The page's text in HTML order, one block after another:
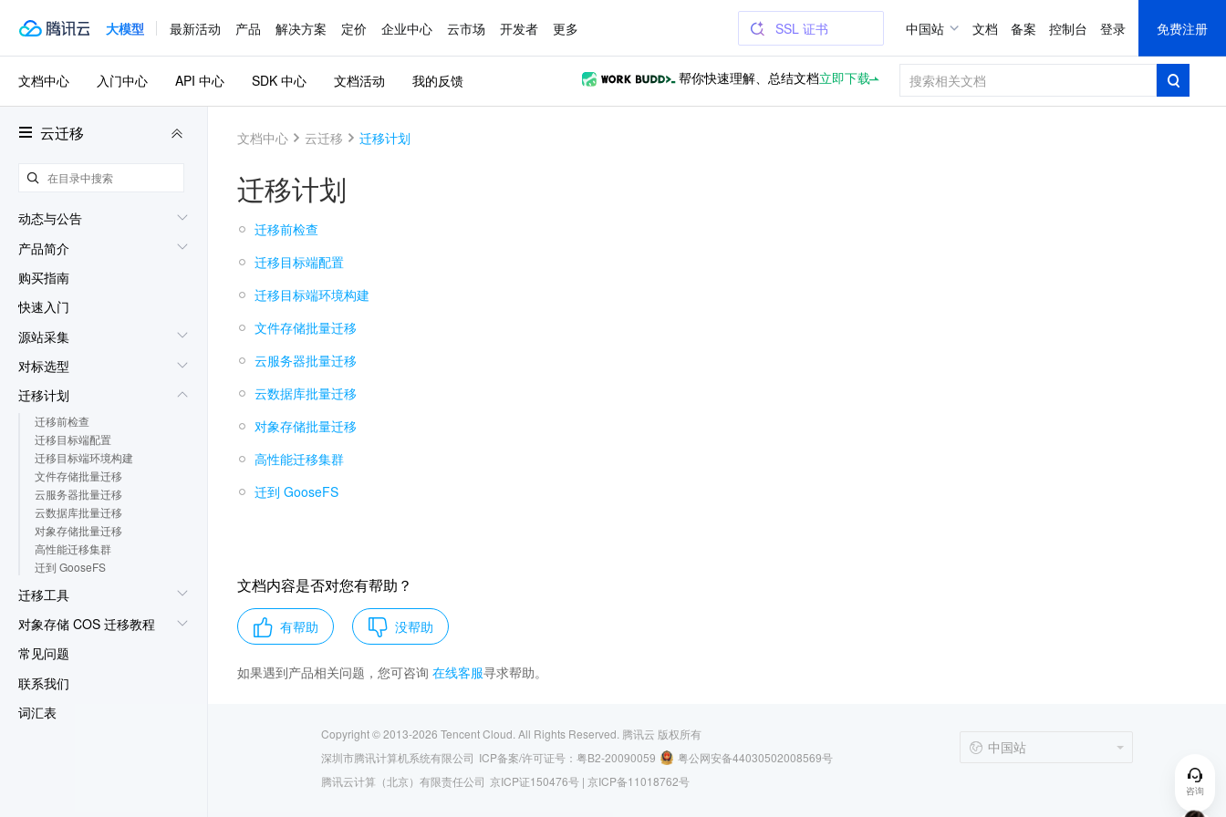
大模型 最新活动 产品 解决方案 定价 企业中心 云市场 开发者 更多 SSL 证书 中国站 文档 备案 控制台 登录 免费注册
云迁移
动态与公告
产品简介
购买指南
快速入门
源站采集
对标选型
迁移计划
迁移前检查
迁移目标端配置
迁移目标端环境构建
文件存储批量迁移
云服务器批量迁移
云数据库批量迁移
对象存储批量迁移
高性能迁移集群
迁到 GooseFS
迁移工具
对象存储 COS 迁移教程
常见问题
联系我们
词汇表
文档中心 入门中心 API 中心 SDK 中心 文档活动 我的反馈 帮你快速理解、总结文档立即下载
文档中心 云迁移 迁移计划
迁移计划
迁移前检查
迁移目标端配置
迁移目标端环境构建
文件存储批量迁移
云服务器批量迁移
云数据库批量迁移
对象存储批量迁移
高性能迁移集群
迁到 GooseFS
文档内容是否对您有帮助？
有帮助 没帮助
如果遇到产品相关问题，您可咨询 在线客服寻求帮助。
Copyright © 2013-2026 Tencent Cloud. All Rights Reserved. 腾讯云 版权所有
深圳市腾讯计算机系统有限公司 ICP备案/许可证号： 粤B2-20090059
粤公网安备44030502008569号
腾讯云计算（北京）有限责任公司 京ICP证150476号 | 京ICP备11018762号
中国站
咨询